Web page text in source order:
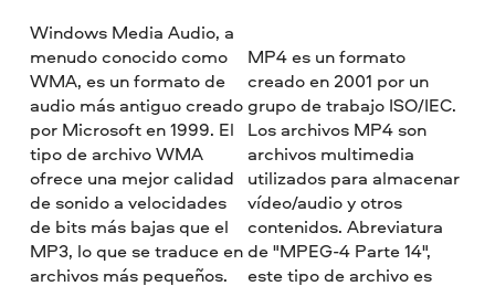
Windows Media Audio, a
menudo conocido como
WMA, es un formato de
audio más antiguo creado
por Microsoft en 1999. El
tipo de archivo WMA
ofrece una mejor calidad
de sonido a velocidades
de bits más bajas que el
MP3, lo que se traduce en
archivos más pequeños.
MP4 es un formato
creado en 2001 por un
grupo de trabajo ISO/IEC.
Los archivos MP4 son
archivos multimedia
utilizados para almacenar
vídeo/audio y otros
contenidos. Abreviatura
de "MPEG-4 Parte 14",
este tipo de archivo es